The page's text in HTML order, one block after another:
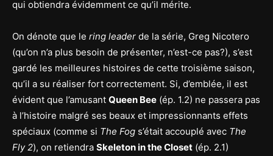
qui obtiendra évidemment ce qu’il mérite.
On dénote que le ring leader de la série, Greg Nicotero
(qu’on n’a plus besoin de présenter, n’est-ce pas?), s’est
gardé les meilleures histoires de cette troisième saison,
qu’il a su réaliser fort correctement. Si, d’emblée, il est
évident que l’amusant Queen Bee (ép. 1.2) ne passera pas
à l’histoire malgré ses beaux et impressionnants effets
spéciaux (comme si The Fog s’était accouplé avec The
Fly 2), on retiendra Skeleton in the Closet (ép. 2.1)